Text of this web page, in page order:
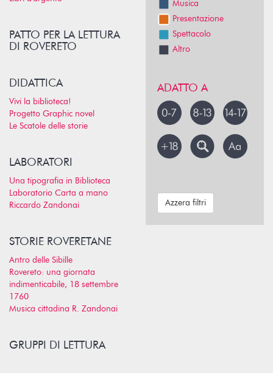
PATTO PER LA LETTURA
DI ROVERETO
DIDATTICA
Vivi la biblioteca!
Progetto Graphic novel
Le Scatole delle storie
LABORATORI
Una tipografia in Biblioteca
Laboratorio Carta a mano
Riccardo Zandonai
STORIE ROVERETANE
Antro delle Sibille
Rovereto: una giornata
indimenticabile, 18 settembre
1760
Musica cittadina R. Zandonai
GRUPPI DI LETTURA
Musica
Presentazione
Spettacolo
Altro
ADATTO A
Azzera filtri